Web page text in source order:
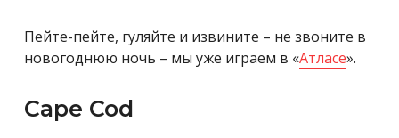
Пейте-пейте, гуляйте и извините – не звоните в
новогоднюю ночь – мы уже играем в «Атласе».
Cape Cod